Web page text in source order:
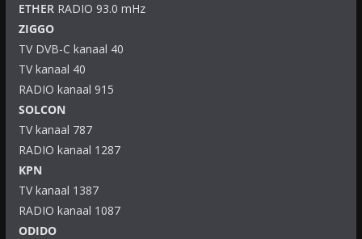
ETHERRADIO 93.0 mHz
ZIGGO
TV DVB-C kanaal 40
TV kanaal 40
RADIO kanaal 915
SOLCON
TV kanaal 787
RADIO kanaal 1287
KPN
TV kanaal 1387
RADIO kanaal 1087
ODIDO